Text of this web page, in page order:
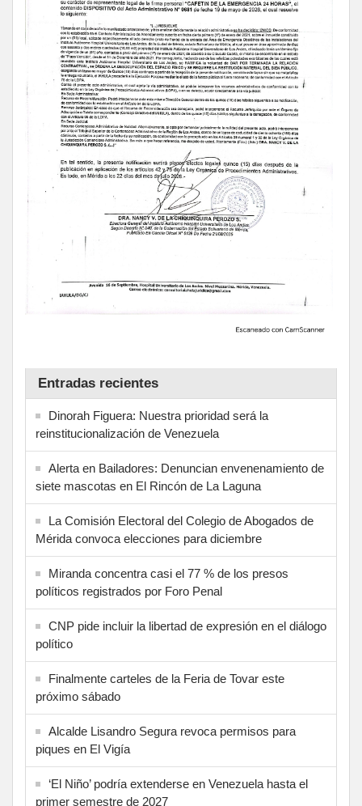
Entradas recientes
Dinorah Figuera: Nuestra prioridad será la
reinstitucionalización de Venezuela
Alerta en Bailadores: Denuncian envenenamiento de
siete mascotas en El Rincón de La Laguna
La Comisión Electoral del Colegio de Abogados de
Mérida convoca elecciones para diciembre
Miranda concentra casi el 77 % de los presos
políticos registrados por Foro Penal
CNP pide incluir la libertad de expresión en el diálogo
político
Finalmente carteles de la Feria de Tovar este
próximo sábado
Alcalde Lisandro Segura revoca permisos para
piques en El Vigía
‘El Niño’ podría extenderse en Venezuela hasta el
primer semestre de 2027